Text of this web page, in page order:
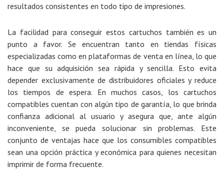
resultados consistentes en todo tipo de impresiones.
La facilidad para conseguir estos cartuchos también es un
punto a favor. Se encuentran tanto en tiendas físicas
especializadas como en plataformas de venta en línea, lo que
hace que su adquisición sea rápida y sencilla. Esto evita
depender exclusivamente de distribuidores oficiales y reduce
los tiempos de espera. En muchos casos, los cartuchos
compatibles cuentan con algún tipo de garantía, lo que brinda
confianza adicional al usuario y asegura que, ante algún
inconveniente, se pueda solucionar sin problemas. Este
conjunto de ventajas hace que los consumibles compatibles
sean una opción práctica y económica para quienes necesitan
imprimir de forma frecuente.